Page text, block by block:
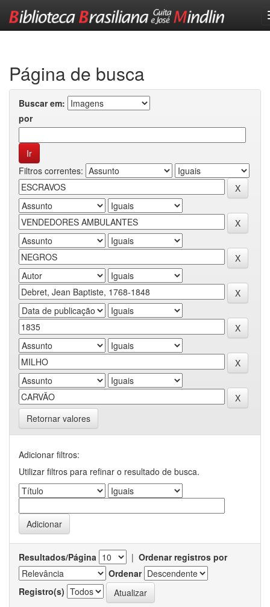
Página de busca
Buscar em:
por
Filtros correntes:
Retornar valores
Adicionar filtros:
Utilizar filtros para refinar o resultado de busca.
Resultados/Página | Ordenar registros por
Ordenar
Registro(s)